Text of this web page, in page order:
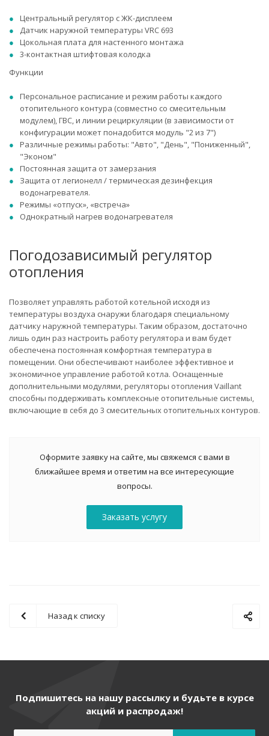
Центральный регулятор с ЖК-дисплеем
Датчик наружной температуры VRC 693
Цокольная плата для настенного монтажа
3-контактная штифтовая колодка
Функции
Персональное расписание и режим работы каждого
отопительного контура (совместно со смесительным
модулем), ГВС, и линии рециркуляции (в зависимости от
конфигурации может понадобится модуль "2 из 7")
Различные режимы работы: "Авто", "День", "Пониженный",
"Эконом"
Постоянная защита от замерзания
Защита от легионелл / термическая дезинфекция
водонагревателя.
Режимы «отпуск», «встреча»
Однократный нагрев водонагревателя
Погодозависимый регулятор
отопления
Позволяет управлять работой котельной исходя из
температуры воздуха снаружи благодаря специальному
датчику наружной температуры. Таким образом, достаточно
лишь один раз настроить работу регулятора и вам будет
обеспечена постоянная комфортная температура в
помещении. Они обеспечивают наиболее эффективное и
экономичное управление работой котла. Оснащенные
дополнительными модулями, регуляторы отопления Vaillant
способны поддерживать комплексные отопительные системы,
включающие в себя до 3 смесительных отопительных контуров.
Оформите заявку на сайте, мы свяжемся с вами в
ближайшее время и ответим на все интересующие
вопросы.
Заказать услугу
Назад к списку
Подпишитесь на нашу рассылку и будьте в курсе
акций и распродаж!